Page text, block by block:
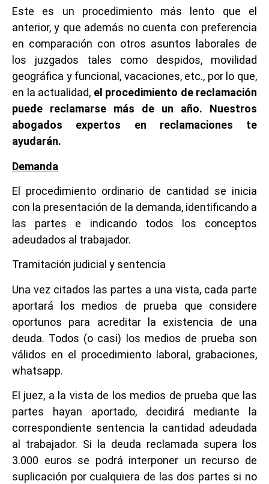
Este es un procedimiento más lento que el
anterior, y que además no cuenta con preferencia
en comparación con otros asuntos laborales de
los juzgados tales como despidos, movilidad
geográfica y funcional, vacaciones, etc., por lo que,
en la actualidad, el procedimiento de reclamación
puede reclamarse más de un año. Nuestros
abogados expertos en reclamaciones te
ayudarán.
Demanda
El procedimiento ordinario de cantidad se inicia
con la presentación de la demanda, identificando a
las partes e indicando todos los conceptos
adeudados al trabajador.
Tramitación judicial y sentencia
Una vez citados las partes a una vista, cada parte
aportará los medios de prueba que considere
oportunos para acreditar la existencia de una
deuda. Todos (o casi) los medios de prueba son
válidos en el procedimiento laboral, grabaciones,
whatsapp.
El juez, a la vista de los medios de prueba que las
partes hayan aportado, decidirá mediante la
correspondiente sentencia la cantidad adeudada
al trabajador. Si la deuda reclamada supera los
3.000 euros se podrá interponer un recurso de
suplicación por cualquiera de las dos partes si no